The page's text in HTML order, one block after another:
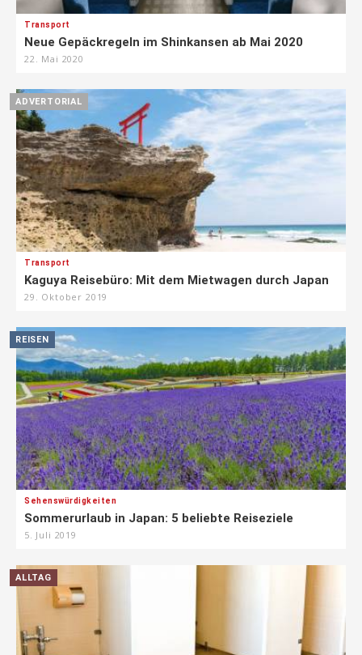
Transport
Neue Gepäckregeln im Shinkansen ab Mai 2020
22. Mai 2020
ADVERTORIAL
Transport
Kaguya Reisebüro: Mit dem Mietwagen durch Japan
29. Oktober 2019
REISEN
Sehenswürdigkeiten
Sommerurlaub in Japan: 5 beliebte Reiseziele
5. Juli 2019
ALLTAG